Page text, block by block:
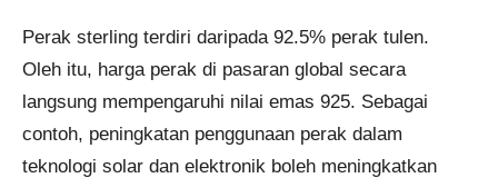
Perak sterling terdiri daripada 92.5% perak tulen.
Oleh itu, harga perak di pasaran global secara
langsung mempengaruhi nilai emas 925. Sebagai
contoh, peningkatan penggunaan perak dalam
teknologi solar dan elektronik boleh meningkatkan